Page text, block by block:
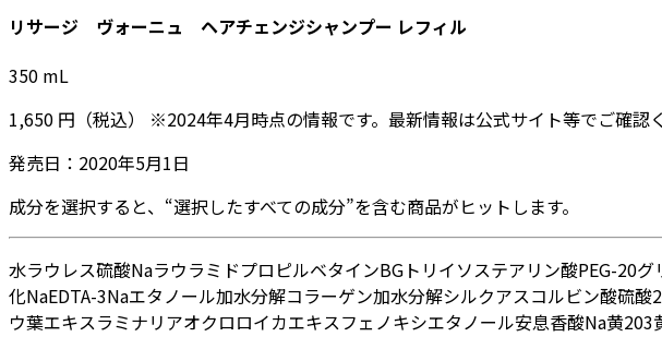
リサージ ヴォーニュ ヘアチェンジシャンプー レフィル
350 mL
1,650 円 （税込） ※2024年4月時点の情報です。最新情報は公式サイト等でご確認
発売日： 2020年5月1日
成分を選択すると、“選択したすべての成分”を含む商品がヒットします。
水ラウレス硫酸NaラウラミドプロピルベタインBG トリイソステアリン酸PEG-20グ
化NaEDTA-3Naエタノール加水分解コラーゲン加水分解シルクアスコルビン酸硫酸
ウ葉エキスラミナリアオクロロイカエキスフェノキシエタノール安息香酸Na黄203